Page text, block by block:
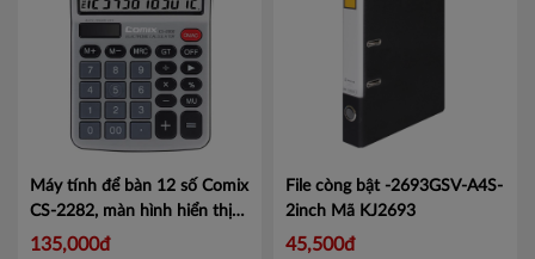
Máy tính để bàn 12 số Comix
CS-2282, màn hình hiển thị
lớn tiện lợi.
135,000đ
File còng bật -2693GSV-A4S-
2inch Mã KJ2693
45,500đ